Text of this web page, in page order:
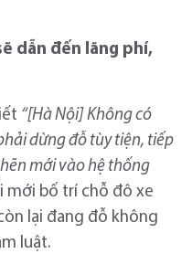
dẫn đến lãng phí,
“[Hà Nội] Không có
dừng đỗ tùy tiện, tiếp
mới vào hệ thống
mới bố trí chỗ đô xe
lại đang đỗ không
luật.